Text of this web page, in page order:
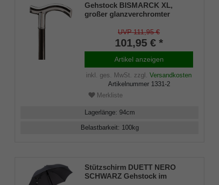
Gehstock BISMARCK XL,
großer glanzverchromter
Stock aus Buchenholz
seidenmatt-schwarz lackiert,
inklusiv Schlankpuffer.
UVP 111,95 €
101,95 € *
Artikel anzeigen
inkl. ges. MwSt. zzgl. Versandkosten
Artikelnummer 1331-2
Merkliste
Lagerlänge: 94cm
Belastbarkeit: 100kg
Stützschirm DUETT NERO
SCHWARZ Gehstock im